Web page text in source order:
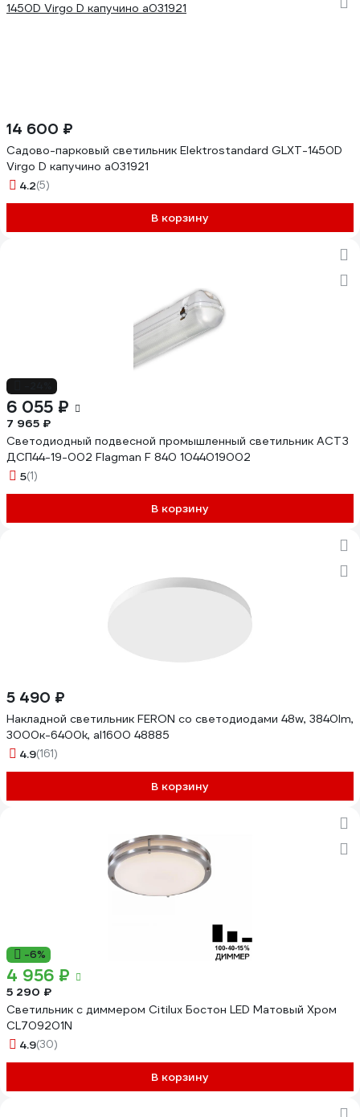
14 600 ₽
Садово-парковый светильник Elektrostandard GLXT-1450D
Virgo D капучино a031921
4.2(5)
В корзину
6 055 ₽
7 965 ₽
Светодиодный подвесной промышленный светильник АСТЗ
ДСП44-19-002 Flagman F 840 1044019002
5(1)
В корзину
5 490 ₽
Накладной светильник FERON со светодиодами 48w, 3840lm,
3000к-6400k, al1600 48885
4.9(161)
В корзину
-6%
4 956 ₽
5 290 ₽
Светильник с диммером Citilux Бостон LED Матовый Хром
CL709201N
4.9(30)
В корзину